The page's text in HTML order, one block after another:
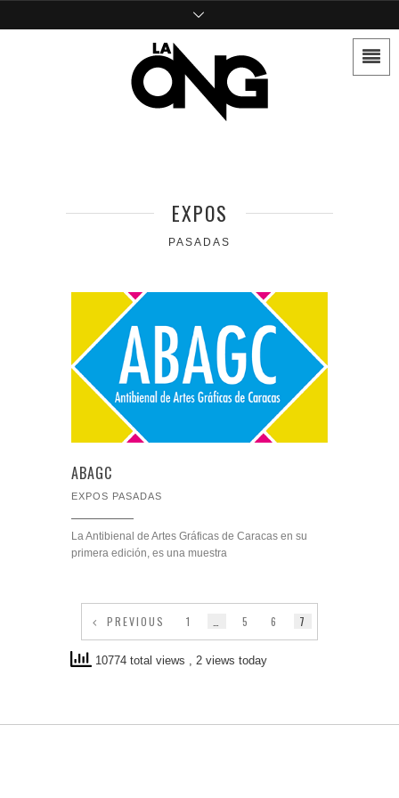
EXPOS
PASADAS
ABAGC
EXPOS PASADAS
La Antibienal de Artes Gráficas de Caracas en su
primera edición, es una muestra
PREVIOUS 1 5 6 7
10774 total views , 2 views today